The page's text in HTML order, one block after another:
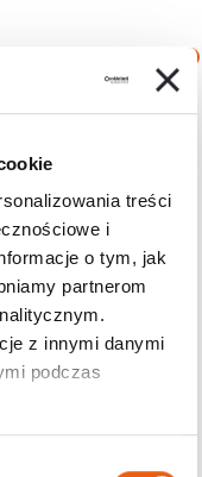
treści
i
o tym, jak
partnerom
z innymi danymi
podczas